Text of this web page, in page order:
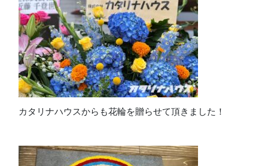
カタリナハウスからも花輪を贈らせて頂きました！